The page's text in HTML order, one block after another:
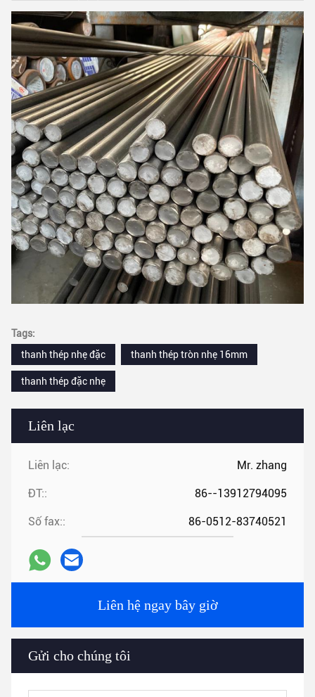
Liên lạc
Liên lạc: Mr. zhang
ĐT:: 86--13912794095
Số fax:: 86-0512-83740521
Liên hệ ngay bây giờ
Gửi cho chúng tôi
Tags:
thanh thép nhẹ đặc
thanh thép tròn nhẹ 16mm
thanh thép đặc nhẹ